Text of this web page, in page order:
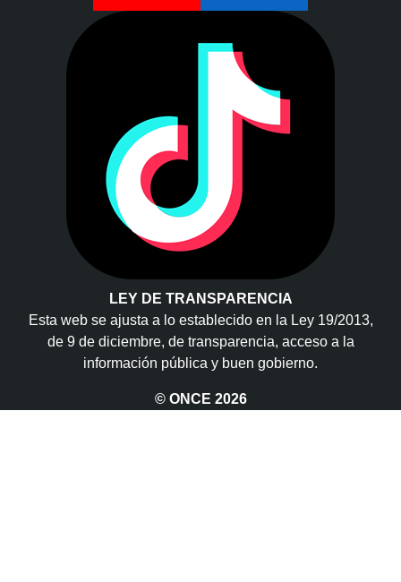
LEY DE TRANSPARENCIA
Esta web se ajusta a lo establecido en la Ley 19/2013,
de 9 de diciembre, de transparencia, acceso a la
información pública y buen gobierno.
© ONCE 2026